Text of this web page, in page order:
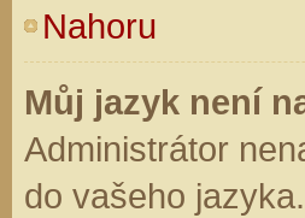
Nahoru
Můj jazyk není
Administrátor
do vašeho